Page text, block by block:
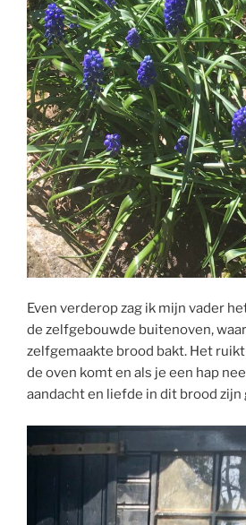
Even verderop zag ik mijn vader
de zelfgebouwde buitenoven,
zelfgemaakte brood bakt. Het
de oven komt en als je een hap
aandacht en liefde in dit brood